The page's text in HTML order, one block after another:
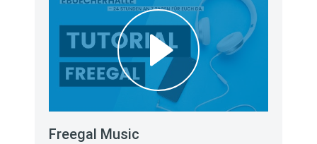
Freegal Music